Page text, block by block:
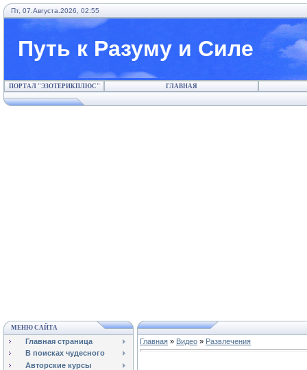
Пт, 07.Августа.2026, 02:55
Путь к Разуму и Силе
ПОРТАЛ "ЭЗОТЕРИКПЛЮС" ГЛАВНАЯ
МЕНЮ САЙТА
Главная страница
В поисках чудесного
Авторские курсы
Главная » Видео » Развлечения